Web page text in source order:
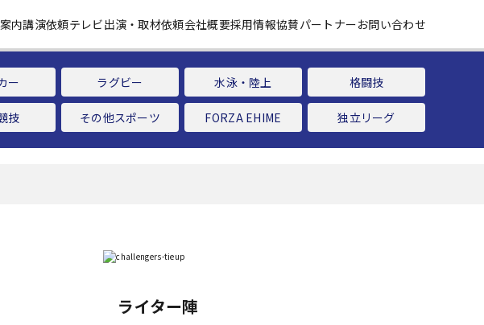
内講演依頼テレビ出演・取材依頼会社概要採用情報協賛パートナーお問い合わせ
ー ラグビー 水泳・陸上 格闘技
技 その他スポーツ FORZA EHIME 独立リーグ
ライター陣